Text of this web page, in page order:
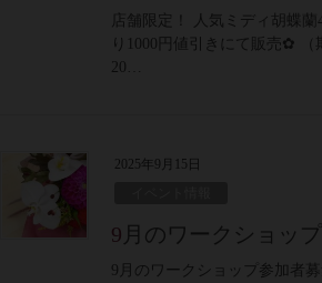
店舗限定！ 人気ミディ胡蝶
り1000円値引きにて販売✿ （
20…
2025年9月15日
9月のワークショッ
9月のワークショップ参加者